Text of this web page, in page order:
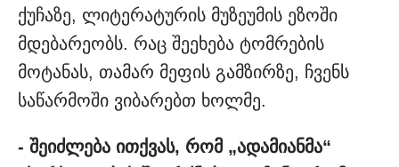
ქუჩაზე, ლიტერატურის მუზეუმის ეზოში
მდებარეობს. რაც შეეხება ტომრების
მოტანას, თამარ მეფის გამზირზე, ჩვენს
საწარმოში ვიბარებთ ხოლმე.
- შეიძლება ითქვას, რომ „ადამიანმა“